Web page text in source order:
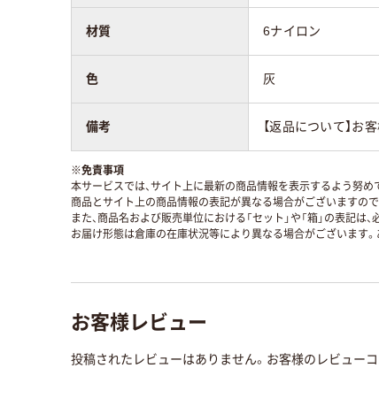
材質 6ナイロン
色 灰
備考 【返品について】お
※免責事項
本サービスでは、サイト上に最新の商品情報を表示するよう努め
商品とサイト上の商品情報の表記が異なる場合がございますの
また、商品名および販売単位における「セット」や「箱」の表記
お届け形態は倉庫の在庫状況等により異なる場合がございます。
お客様レビュー
投稿されたレビューはありません。お客様のレビュー